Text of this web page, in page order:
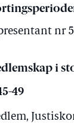
nr
i
49